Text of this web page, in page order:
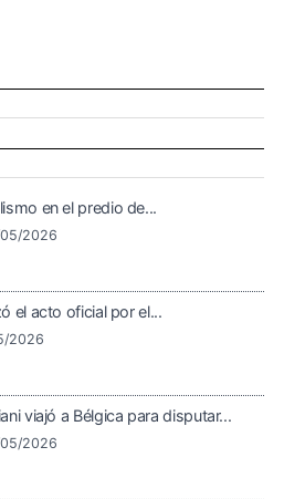
en el predio de...
2026
el acto oficial por el...
2026
viajó a Bélgica para disputar...
2026